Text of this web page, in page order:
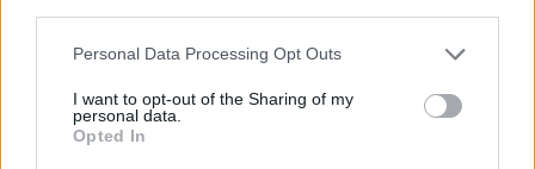
Personal Data Processing Opt Outs
I want to opt-out of the Sharing of my
personal data.
Opted In
10/04/2014 - 03:00